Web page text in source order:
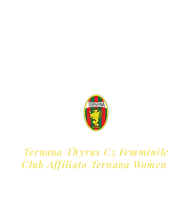
Ternana Thyrus C5 Femminile
​Club Affiliato Ternana Women